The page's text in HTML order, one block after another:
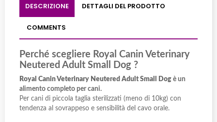
DESCRIZIONE DETTAGLI DEL PRODOTTO
COMMENTS
Perché scegliere Royal Canin Veterinary
Neutered Adult Small Dog ?
Royal Canin Veterinary Neutered Adult Small Dog è un
alimento completo per cani.
Per cani di piccola taglia sterilizzati (meno di 10kg) con
tendenza al sovrappeso e sensibilità del cavo orale.